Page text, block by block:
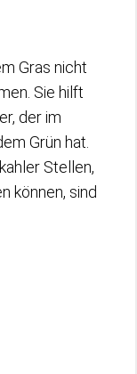
Gras nicht
Sie hilft
der im
Grün hat.
Stellen,
können, sind